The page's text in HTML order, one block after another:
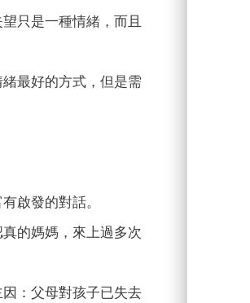
只是一種情緒，而且
最好的方式，但是需
啟發的對話。
的媽媽，來上過多次
：父母對孩子已失去